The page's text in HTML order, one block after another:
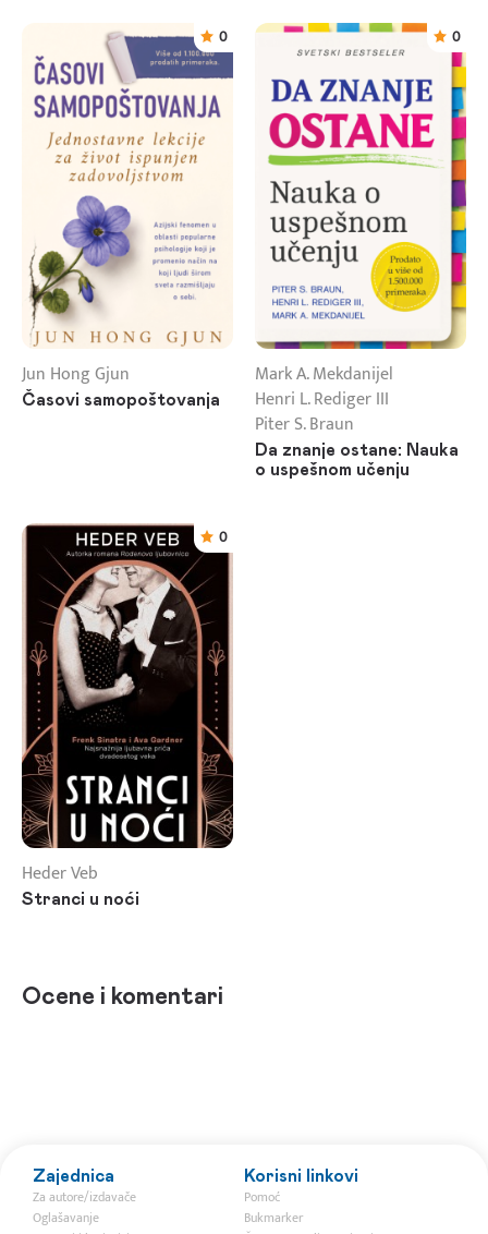
0
Jun Hong Gjun
Časovi samopoštovanja
0
Mark A. Mekdanijel
Henri L. Rediger III
Piter S. Braun
Da znanje ostane: Nauka
o uspešnom učenju
0
Heder Veb
Stranci u noći
Ocene i komentari
Zajednica
Za autore/izdavače
Oglašavanje
Korisni linkovi
Pomoć
Bukmarker